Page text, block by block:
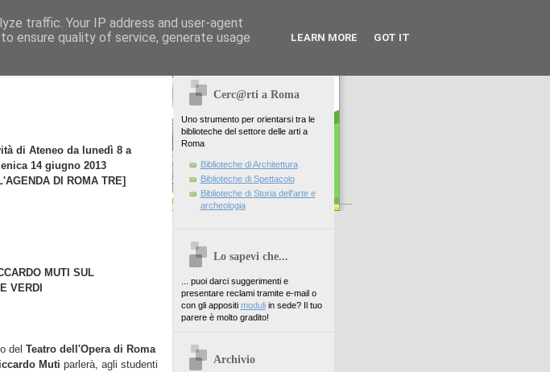
di Ateneo da lunedì 8 a
14 giugno 2013
DI ROMA TRE]
MUTI SUL
VERDI
del Teatro dell'Opera di Roma
Muti parlerà, agli studenti
Cerc@rti a Roma
Uno strumento per orientarsi tra le
biblioteche del settore delle arti a
Roma
Biblioteche di Architettura
Biblioteche di Spettacolo
Biblioteche di Storia dell'arte e
archeologia
Lo sapevi che...
... puoi darci suggerimenti e
presentare reclami tramite e-mail o
con gli appositi moduliin sede? Il tuo
parere è molto gradito!
Archivio
traffic. Your IP address and user-agent
ensure quality of service, generate usage
LEARN MORE GOT IT